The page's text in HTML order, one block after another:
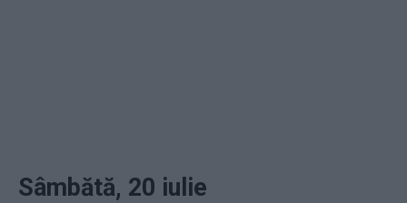
Sâmbătă, 20 iulie